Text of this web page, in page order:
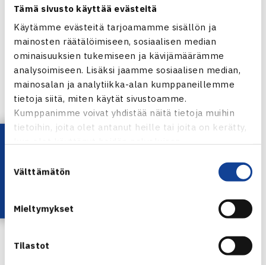
Tämä sivusto käyttää evästeitä
Käytämme evästeitä tarjoamamme sisällön ja
mainosten räätälöimiseen, sosiaalisen median
ominaisuuksien tukemiseen ja kävijämäärämme
analysoimiseen. Lisäksi jaamme sosiaalisen median,
mainosalan ja analytiikka-alan kumppaneillemme
tietoja siitä, miten käytät sivustoamme.
Kumppanimme voivat yhdistää näitä tietoja muihin
tietoihin, joita olet antanut heille tai joita on kerätty,
valinta
Välttämätön
Mieltymykset
Tilastot
Suomalaisen seuraava turnaus hänen jenkkikiertueellaan
on ensi viikolla Maconissa Georgian osavaltiossa 25.000$
ITF-kilpailu, jonka hän aloittaa näillä näkymin karsinnoista.
Naisten 10.000$ ITF-turnaus
30.9.-6.10.2013 Hilton Head Island, USA
Kaksinpeli
1.kierrosta: Sofia Kenin USA (karsija) – Piia Suomalainen
64 60
Turnaus verkkossa
Lataa OmaTennis!